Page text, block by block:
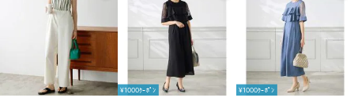
¥1000ｸｰﾎﾟﾝ ¥1000ｸｰﾎﾟﾝ